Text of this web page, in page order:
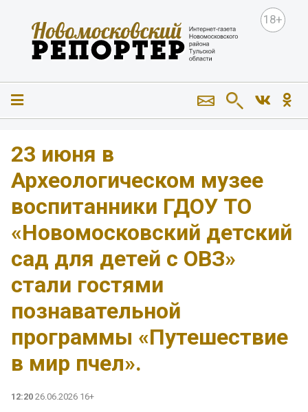
18+
23 июня в
Археологическом музее
воспитанники ГДОУ ТО
«Новомосковский детский
сад для детей с ОВЗ»
стали гостями
познавательной
программы «Путешествие
в мир пчел».
12:20 26.06.2026 16+